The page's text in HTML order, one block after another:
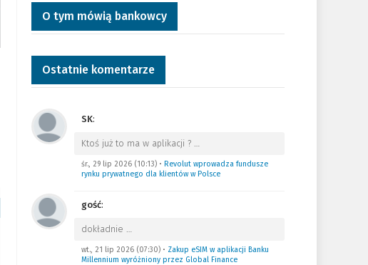
O tym mówią bankowcy
Ostatnie komentarze
SK:
Ktoś już to ma w aplikacji ? …
śr., 29 lip 2026 (10:13)• Revolut wprowadza fundusze
rynku prywatnego dla klientów w Polsce
gość:
dokładnie …
wt., 21 lip 2026 (07:30)• Zakup eSIM w aplikacji Banku
Millennium wyróżniony przez Global Finance